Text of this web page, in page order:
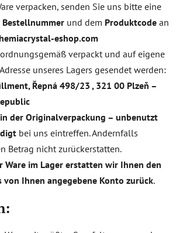
verpacken, senden Sie uns bitte eine
Bestellnummer und dem Produktcode an
eshop.com
ordnungsgemäß verpackt und auf eigene
unseres Lagers gesendet werden:
Řepná 498/23 , 321 00 Plzeň –
in der Originalverpackung – unbenutzt
bei uns eintreffen. Andernfalls
Betrag nicht zurückerstatten.
Ware im Lager erstatten wir Ihnen den
von Ihnen angegebene Konto zurück.